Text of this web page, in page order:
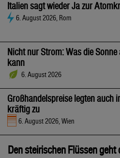
Italien sagt wieder Ja zur
6. August 2026, Rom
Nicht nur Strom: Was die Sonne
kann
6. August 2026
Großhandelspreise legten auch
kräftig zu
6. August 2026, Wien
Den steirischen Flüssen